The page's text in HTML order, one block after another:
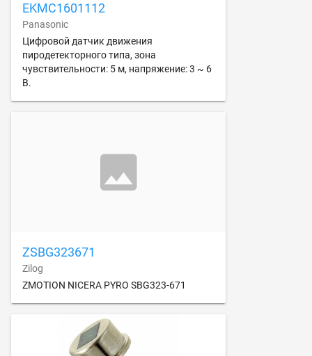
EKMC1601112
Panasonic
Цифровой датчик движения
пиродетекторного типа, зона
чувствительности: 5 м, напряжение: 3 ~ 6
В.
ZSBG323671
Zilog
ZMOTION NICERA PYRO SBG323-671